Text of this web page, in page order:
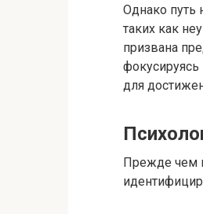
Однако путь
таких как
призвана
для
Прежде чем